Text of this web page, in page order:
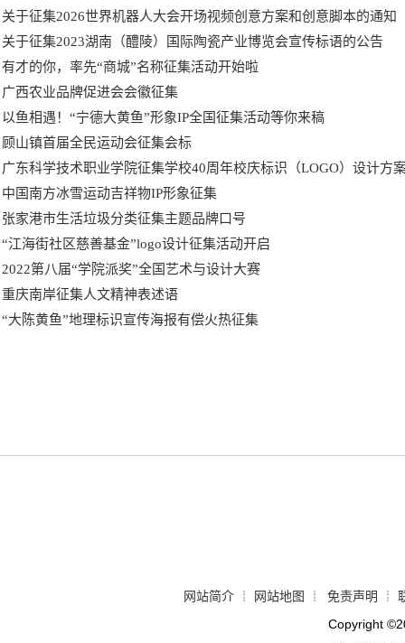
关于征集2026世界机器人大会开场视频创意方案和创意脚本的通知
关于征集2023湖南（醴陵）国际陶瓷产业博览会宣传标语的公告
有才的你，率先“商城”名称征集活动开始啦
广西农业品牌促进会会徽征集
以鱼相遇！“宁德大黄鱼”形象IP全国征集活动等你来稿
顾山镇首届全民运动会征集会标
广东科学技术职业学院征集学校40周年校庆标识（LOGO）设计方
中国南方冰雪运动吉祥物IP形象征集
张家港市生活垃圾分类征集主题品牌口号
“江海街社区慈善基金”logo设计征集活动开启
2022第八届“学院派奖”全国艺术与设计大赛
重庆南岸征集人文精神表述语
“大陈黄鱼”地理标识宣传海报有偿火热征集
网站简介 ┊ 网站地图 ┊ 免责声明 ┊
Copyright ©